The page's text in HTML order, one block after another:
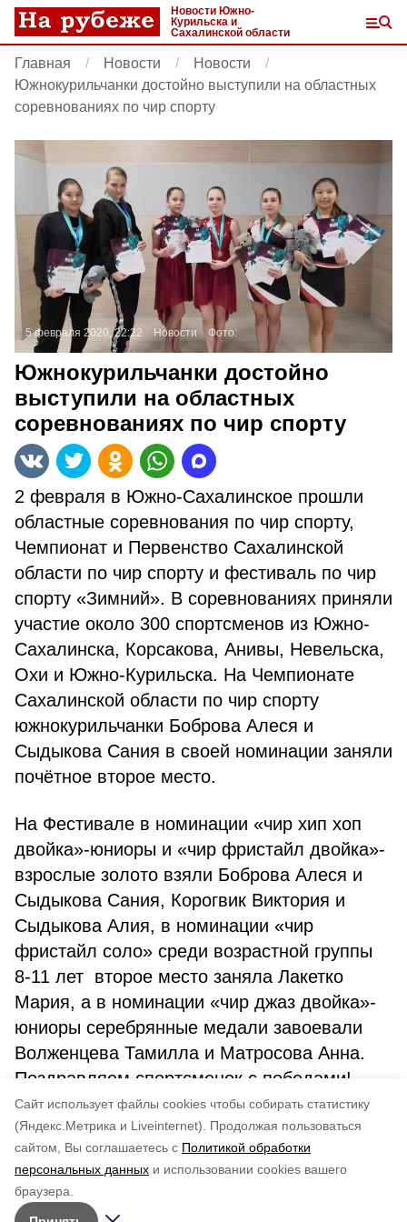
Cайт использует файлы cookies чтобы собирать статистику
(Яндекс.Метрика и Liveinternet).
Продолжая пользоваться
сайтом, Вы соглашаетесь с Политикой обработки
персональных данных и использовании cookies вашего
браузера.
Новости Южно-
Курильска и
Сахалинской области
Главная Новости
Новости
Южнокурильчанки достойно выступили на областных
соревнованиях по чир спорту
5 февраля 2020, 22:22 Новости Фото:
Южнокурильчанки достойно
выступили на областных
соревнованиях по чир спорту
2 февраля в Южно-Сахалинское прошли
областные соревнования по чир спорту,
Чемпионат и Первенство Сахалинской
области по чир спорту и фестиваль по чир
спорту «Зимний». В соревнованиях приняли
участие около 300 спортсменов из Южно-
Сахалинска, Корсакова, Анивы, Невельска,
Охи и Южно-Курильска. На Чемпионате
Сахалинской области по чир спорту
южнокурильчанки Боброва Алеся и
Сыдыкова Сания в своей номинации заняли
почётное второе место.
На Фестивале в номинации «чир хип хоп
двойка»-юниоры и «чир фристайл двойка»-
взрослые золото взяли Боброва Алеся и
Сыдыкова Сания, Корогвик Виктория и
Сыдыкова Алия, в номинации «чир
фристайл соло» среди возрастной группы
8-11 лет второе место заняла Лакетко
Мария, а в номинации «чир джаз двойка»-
юниоры серебрянные медали завоевали
Волженцева Тамилла и Матросова Анна.
Поздравляем спортсменок с победами!
Авторы: admin
по оценке
5